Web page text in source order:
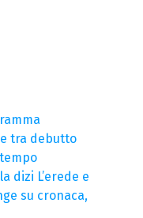
tra debutto
dizi L’erede e
su cronaca,